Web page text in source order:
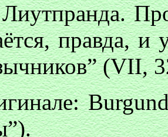
правда,
(VII,